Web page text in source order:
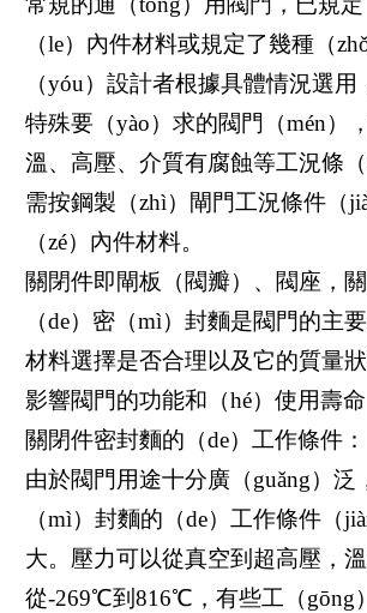
（le）內件材料或規定了幾種（
（yóu）設計者根據具體情況選
特殊要（yào）求的閥門（mén）
溫、高壓、介質有腐蝕等工況條
需按鋼製（zhì）閘門工況條件（
（zé）內件材料。
關閉件即閘板（閥瓣）、閥座，
（de）密（mì）封麵是閥門的主
材料選擇是否合理以及它的質量狀
影響閥門的功能和（hé）使用壽命
關閉件密封麵的（de）工作條件：
由於閥門用途十分廣（guǎng）泛
（mì）封麵的（de）工作條件（
大。壓力可以從真空到超高壓，
從-269℃到816℃，有些工（gōng